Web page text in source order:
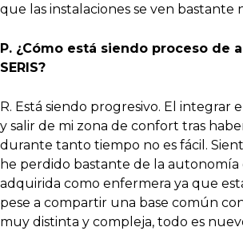
que las instalaciones se ven bastante
P. ¿Cómo está siendo proceso de
SERIS?
R. Está siendo progresivo. El integrar
y salir de mi zona de confort tras
durante tanto tiempo no es fácil.
he perdido bastante de la
adquirida como enfermera ya que
pese a compartir una base común
muy distinta y compleja, todo es